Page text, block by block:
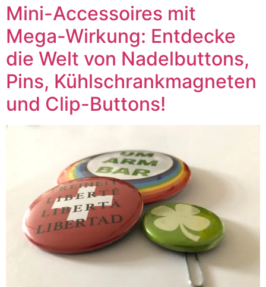
Mini-Accessoires mit
Mega-Wirkung: Entdecke
die Welt von Nadelbuttons,
Pins, Kühlschrankmagneten
und Clip-Buttons!